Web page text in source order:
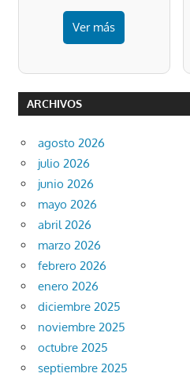
Ver más
ARCHIVOS
agosto 2026
julio 2026
junio 2026
mayo 2026
abril 2026
marzo 2026
febrero 2026
enero 2026
diciembre 2025
noviembre 2025
octubre 2025
septiembre 2025